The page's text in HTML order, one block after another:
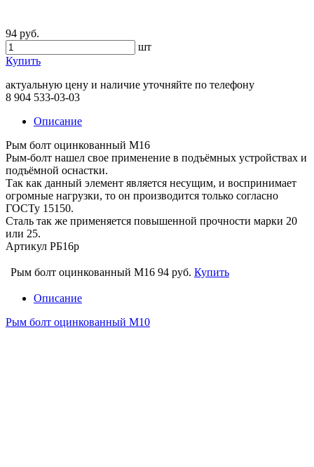
94 руб.
шт
Купить
актуальную цену и наличие уточняйте по телефону
8 904 533-03-03
Описание
Рым болт оцинкованный М16
Рым-болт нашел свое применение в подъёмных устройствах и
подъёмной оснастки.
Так как данный элемент является несущим, и воспринимает
огромные нагрузки, то он производится только согласно
ГОСТу 15150.
Сталь так же применяется повышенной прочности марки 20
или 25.
Артикул РБ16р
Рым болт оцинкованный М16 94 руб. Купить
Описание
Рым болт оцинкованный М10